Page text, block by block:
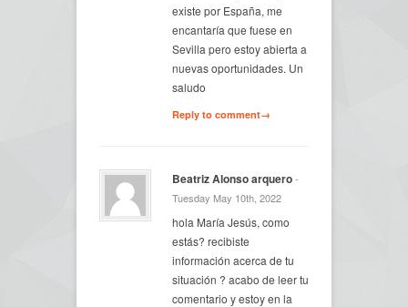
existe por España, me
encantaría que fuese en
Sevilla pero estoy abierta a
nuevas oportunidades. Un
saludo
Reply to comment→
Beatriz Alonso arquero-
Tuesday May 10th, 2022
hola María Jesús, como
estás? recibiste
información acerca de tu
situación ? acabo de leer tu
comentario y estoy en la